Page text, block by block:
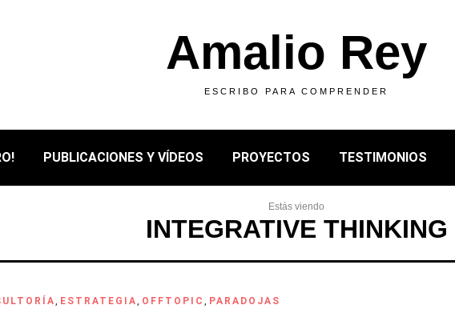
Amalio Rey
ESCRIBO PARA COMPRENDER
PUBLICACIONES Y VÍDEOS PROYECTOS TESTIMONIOS
Estás viendo
INTEGRATIVE THINKING
, ESTRATEGIA, OFFTOPIC , PARADOJAS